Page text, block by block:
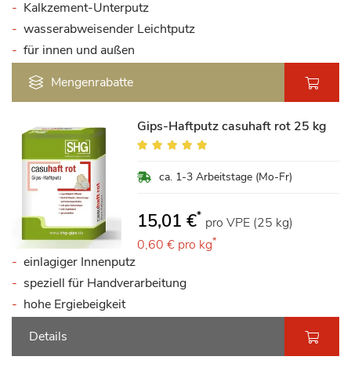
Kalkzement-Unterputz
wasserabweisender Leichtputz
für innen und außen
Mengenrabatte
Gips-Haftputz casuhaft rot 25 kg
Bewertung:
ca. 1-3 Arbeitstage (Mo-Fr)
15,01 €* pro VPE (25 kg)
0,60 € pro kg*
einlagiger Innenputz
speziell für Handverarbeitung
hohe Ergiebeigkeit
Details